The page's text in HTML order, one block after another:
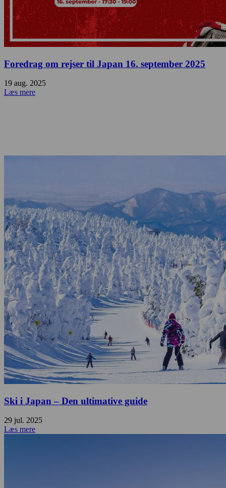
Foredrag om rejser til Japan 16. september 2025
19 aug. 2025
Læs mere
Ski i Japan – Den ultimative guide
29 jul. 2025
Læs mere